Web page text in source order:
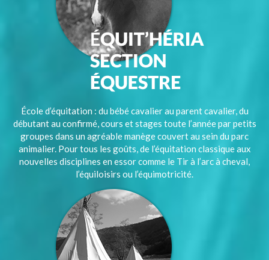
École d’équitation : du bébé cavalier au parent cavalier, du
débutant au confirmé, cours et stages toute l’année par petits
groupes dans un agréable manège couvert au sein du parc
animalier. Pour tous les goûts, de l’équitation classique aux
nouvelles disciplines en essor comme le Tir à l’arc à cheval,
l’équiloisirs ou l’équimotricité.